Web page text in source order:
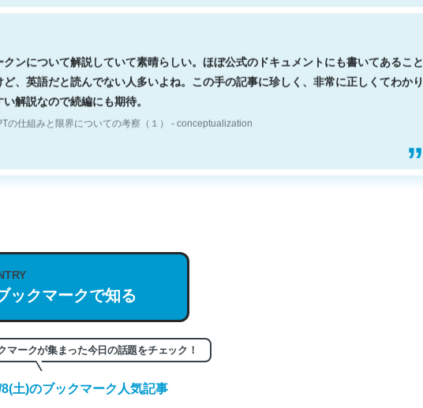
クンについて解説していて素晴らしい。ほぼ公式のドキュメントにも書いてあること
ど、英語だと読んでない人多いよね。この手の記事に珍しく、非常に正しくてわかり
い解説なので続編にも期待。
の仕組みと限界についての考察（１） - conceptualization
の仕組みと限界についての考察（１） - conceptualization
は良記事。32768トークンだと英語小説100ページ分くらい。小説でいう「ずっと前
線」は回収されないけど、短期記憶というには多い分量。進化すればするほど分かり
く強くなりそう
ックマークで知る
マークが集まった今日の話題をチェック！
土)のブックマーク人気記事